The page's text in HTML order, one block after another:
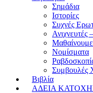
Σημάδια
Ιστορίες
Συχνές
Ανιχνευτές
Νομίσματα
Συμβουλές
Βιβλία
ΑΔΕΙΑ